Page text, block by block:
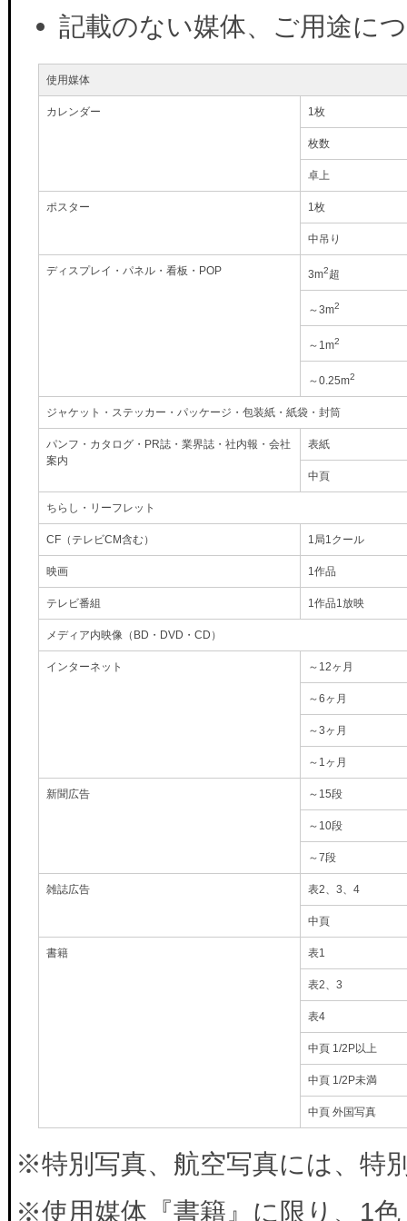
記載のない媒体、ご用途に
使用媒体
カレンダー 1枚
枚数
卓上
ポスター 1枚
中吊り
ディスプレイ・パネル・看板・POP 3m2超
～3m2
～1m2
～0.25m2
ジャケット・ステッカー・パッケージ・包装紙・紙袋・封筒
パンフ・カタログ・PR誌・業界誌・社内報・会社
案内
表紙
中頁
ちらし・リーフレット
CF（テレビCM含む） 1局1クール
映画 1作品
テレビ番組 1作品1放映
メディア内映像（BD・DVD・CD）
インターネット ～12ヶ月
～6ヶ月
～3ヶ月
～1ヶ月
新聞広告 ～15段
～10段
～7段
雑誌広告 表2、3、4
中頁
書籍 表1
表2、3
表4
中頁 1/2P以上
中頁 1/2P未満
中頁 外国写真
※特別写真、航空写真には、特
※使用媒体『書籍』に限り、1